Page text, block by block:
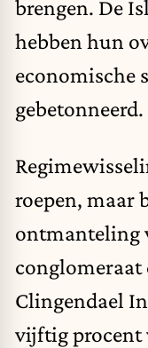
brengen. De
hebben hun
economische
gebetonneerd.
roepen, maar
ontmanteling
conglomeraat
Clingendael
vijftig procent